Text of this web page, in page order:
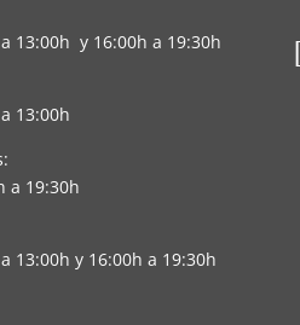
13:00h y 16:00h a 19:30h
13:00h
a 19:30h
13:00h y 16:00h a 19:30h